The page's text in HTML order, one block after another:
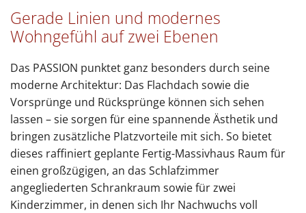
Gerade Linien und modernes
Wohngefühl auf zwei Ebenen
Das PASSION punktet ganz besonders durch seine
moderne Architektur: Das Flachdach sowie die
Vorsprünge und Rücksprünge können sich sehen
lassen – sie sorgen für eine spannende Ästhetik und
bringen zusätzliche Platzvorteile mit sich. So bietet
dieses raffiniert geplante Fertig-Massivhaus Raum für
einen großzügigen, an das Schlafzimmer
angegliederten Schrankraum sowie für zwei
Kinderzimmer, in denen sich Ihr Nachwuchs voll